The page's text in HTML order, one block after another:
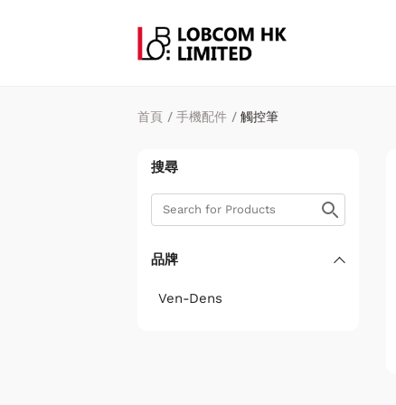
首頁/手機配件/觸控筆
搜尋
品牌
Ven-Dens